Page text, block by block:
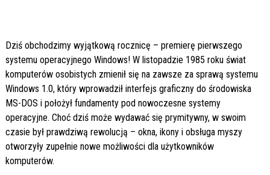
Dziś obchodzimy wyjątkową rocznicę – premierę pierwszego
systemu operacyjnego Windows! W listopadzie 1985 roku świat
komputerów osobistych zmienił się na zawsze za sprawą systemu
Windows 1.0, który wprowadził interfejs graficzny do środowiska
MS-DOS i położył fundamenty pod nowoczesne systemy
operacyjne. Choć dziś może wydawać się prymitywny, w swoim
czasie był prawdziwą rewolucją – okna, ikony i obsługa myszy
otworzyły zupełnie nowe możliwości dla użytkowników
komputerów.